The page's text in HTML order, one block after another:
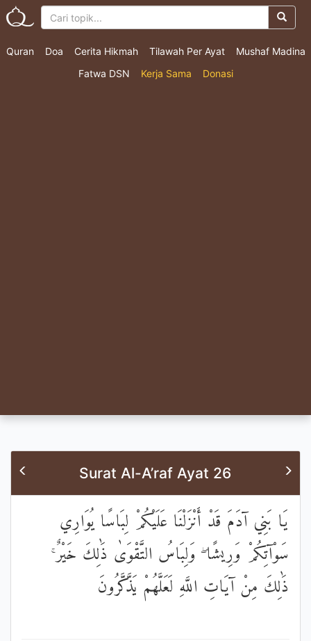
Quran Doa Cerita Hikmah Tilawah Per Ayat
Mushaf Madina
Fatwa DSN
Kerja Sama Donasi
Surat Al-A’raf Ayat 26
يَا بَنِي آدَمَ قَدْ أَنْزَلْنَا عَلَيْكُمْ لِبَاسًا يُوَارِي
سَوْآتِكُمْ وَرِيشًا ۖ وَلِبَاسُ التَّقْوَىٰ ذَٰلِكَ خَيْرٌ ۚ
ذَٰلِكَ مِنْ آيَاتِ اللَّهِ لَعَلَّهُمْ يَذَّكَّرُونَ